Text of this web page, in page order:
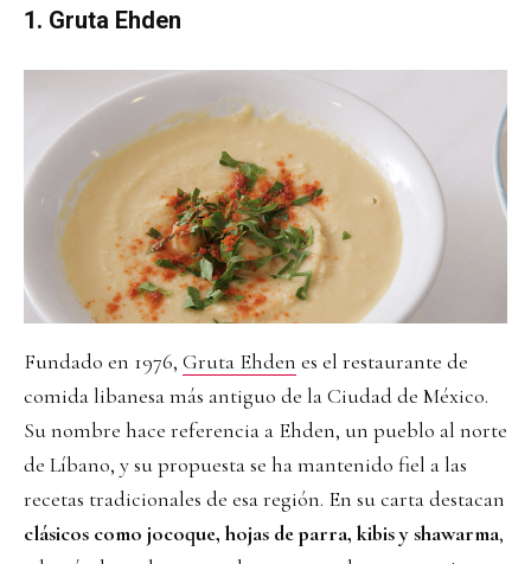
1. Gruta Ehden
Fundado en 1976, Gruta Ehden es el restaurante de
comida libanesa más antiguo de la Ciudad de México.
Su nombre hace referencia a Ehden, un pueblo al norte
de Líbano, y su propuesta se ha mantenido fiel a las
recetas tradicionales de esa región. En su carta destacan
clásicos como jocoque, hojas de parra, kibis y shawarma,